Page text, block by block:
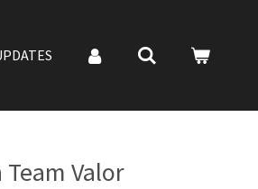
Valor